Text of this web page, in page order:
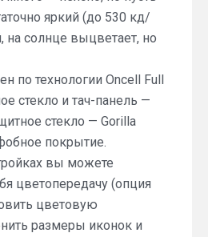
яркий (до 530 кд/
на солнце выцветает, но
по технологии Oncell Full
стекло и тач-панель —
стекло — Gorilla
покрытие.
вы можете
цветопередачу (опция
цветовую
размеры иконок и